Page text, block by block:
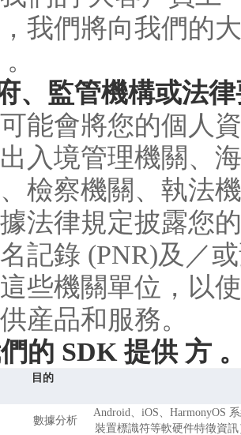
我們將向我們的
、監管機構或法
能會將您的個人
入境管理機關、
檢察機關、執法
法律規定披露您
記錄 (PNR)及／
些機關單位，以
産品和服務。
的 SDK 提供 方 。
目的
數據分析
Android、iOS、HarmonyOS
裝置標識符等軟硬件特徵資